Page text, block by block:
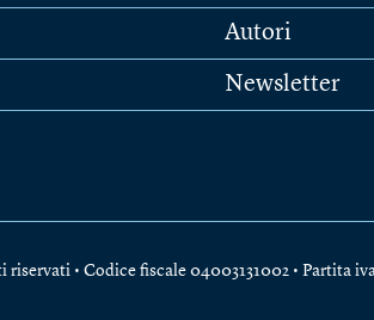
Autori
Newsletter
• Codice fiscale 04003131002 • Partita